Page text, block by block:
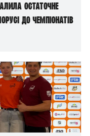
остаточне
до чемпіонатів